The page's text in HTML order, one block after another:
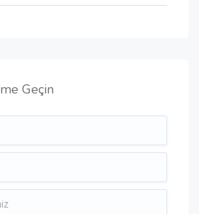
Geçin